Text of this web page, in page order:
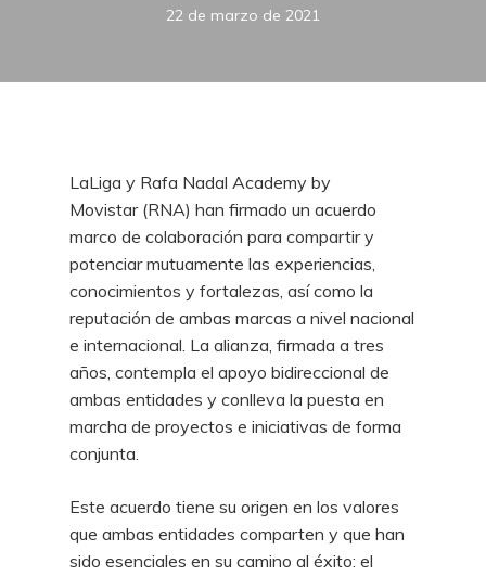
22 de marzo de 2021
LaLiga y Rafa Nadal Academy by
Movistar (RNA) han firmado un acuerdo
marco de colaboración para compartir y
potenciar mutuamente las experiencias,
conocimientos y fortalezas, así como la
reputación de ambas marcas a nivel nacional
e internacional. La alianza, firmada a tres
años, contempla el apoyo bidireccional de
ambas entidades y conlleva la puesta en
marcha de proyectos e iniciativas de forma
conjunta.
Este acuerdo tiene su origen en los valores
que ambas entidades comparten y que han
sido esenciales en su camino al éxito: el